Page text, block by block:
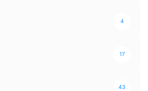
4
17
43